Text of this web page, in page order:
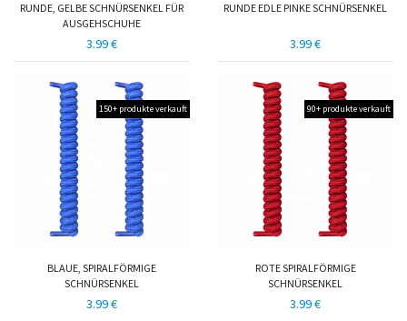
RUNDE, GELBE SCHNÜRSENKEL FÜR
AUSGEHSCHUHE
3.99 €
RUNDE EDLE PINKE SCHNÜRSENKEL
3.99 €
150+ produkte verkauft
BLAUE, SPIRALFÖRMIGE
SCHNÜRSENKEL
3.99 €
90+ produkte verkauft
ROTE SPIRALFÖRMIGE
SCHNÜRSENKEL
3.99 €